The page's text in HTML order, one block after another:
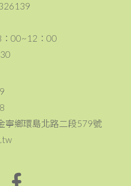
：00~12：00
寧鄉環島北路二段579號